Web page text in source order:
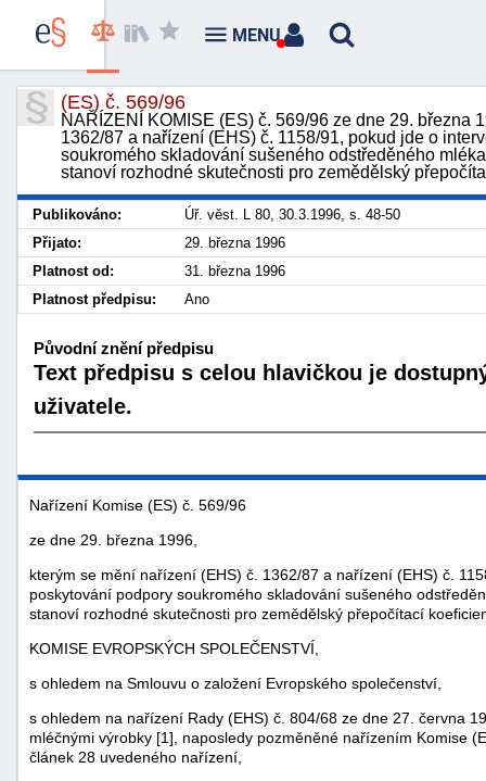
(ES) č. 569/96
NAŘÍZENÍ KOMISE (ES) č. 569/96 ze dne 29. března
1362/87 a nařízení (EHS) č. 1158/91, pokud jde o
soukromého skladování sušeného odstředěného
stanoví rozhodné skutečnosti pro zemědělský
Publikováno:
Úř. věst. L 80, 30.3.1996, s. 48-50
Přijato:
29. března 1996
Platnost od:
31. března 1996
Platnost předpisu:
Ano
Původní znění předpisu
Text předpisu s celou hlavičkou je
uživatele.
Nařízení Komise (ES) č. 569/96
ze dne 29. března 1996,
kterým se mění nařízení (EHS) č. 1362/87 a nařízení (EHS) č.
poskytování podpory soukromého skladování sušeného
stanoví rozhodné skutečnosti pro zemědělský přepočítací
KOMISE EVROPSKÝCH SPOLEČENSTVÍ,
s ohledem na Smlouvu o založení Evropského společenství,
s ohledem na nařízení Rady (EHS) č. 804/68 ze dne 27. června
mléčnými výrobky [1], naposledy pozměněné nařízením Komise
článek 28 uvedeného nařízení,
MENU